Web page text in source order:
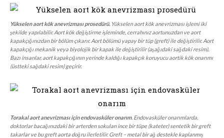
Yükselen aort kök anevrizması prosedürü. Yükselen aort kök anevrizması işlemi iki
şekilde yapılabilir. Aort kök değiştirme işleminde, cerrahınız aortunuzdan ve aort
kapakçığınızdan bir bölüm çıkarır. Aort bölümü yapay bir tüp (greft) ile değiştirilir. Aort
kapakçığı mekanik veya biyolojik bir kapak ile değiştirilir (aşağıdaki sağdaki resim).
Bazı insanlar, aort kapakçığının yerinde kaldığı kapakçık koruyucu aortik kök onarımı
(üstteki sağdaki resim) geçirir.
Torakal aort anevrizması için endovasküler onarım. Endovasküler onarımlarda,
doktorlar bacağınızdaki bir arterden sokulan ince bir tüpe (kateter) sentetik bir greft
takarlar ve bu greft aorta doğru ilerletilir. Greft – metal bir ağ destekle kaplanmış